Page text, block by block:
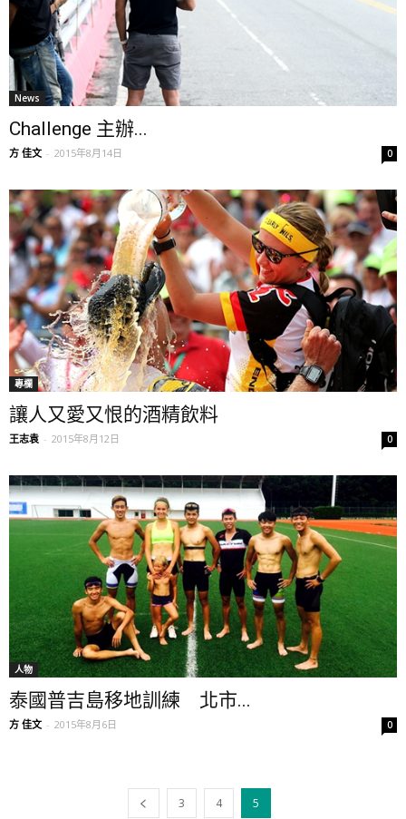
News
Challenge 主辦...
方 佳文 - 2015年8月14日 0
專欄
讓人又愛又恨的酒精飲料
王志袁 - 2015年8月12日 0
人物
泰國普吉島移地訓練 北市...
方 佳文 - 2015年8月6日 0
3 4 5